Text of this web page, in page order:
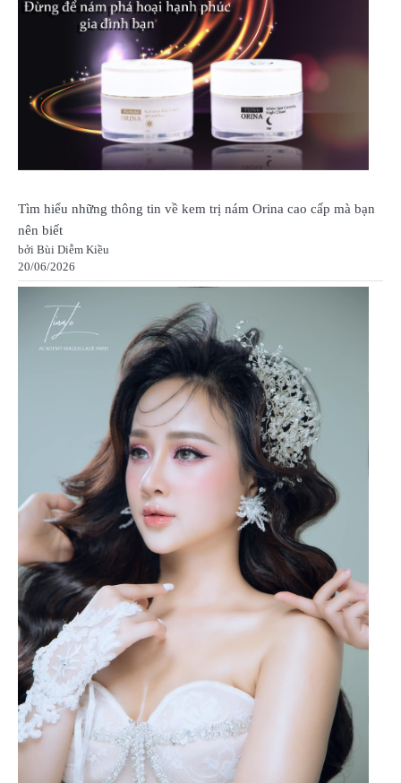
Tìm hiểu những thông tin về kem trị nám Orina cao cấp mà bạn
nên biết
bởi Bùi Diễm Kiều
20/06/2026